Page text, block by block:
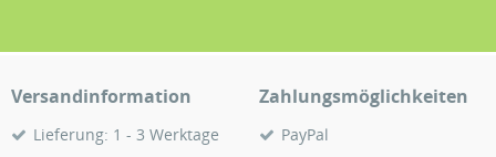
Versandinformation
Lieferung: 1 - 3 Werktage
Zahlungsmöglichkeiten
PayPal